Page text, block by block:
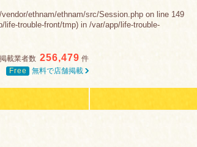
ethnam/ethnam/src/Session.php on line 149
trouble-front/tmp) in /var/app/life-trouble-
掲載業者数 256,479 件
Free
無料で店舗掲載